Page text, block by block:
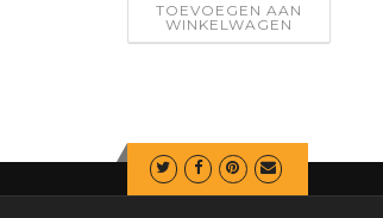
TOEVOEGEN AAN
WINKELWAGEN